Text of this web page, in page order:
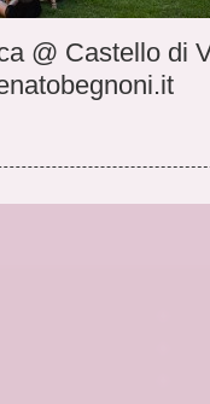
@ Castello di